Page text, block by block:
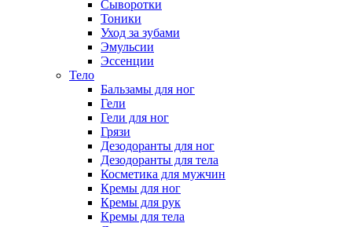
Сыворотки
Тоники
Уход за зубами
Эмульсии
Эссенции
Тело
Бальзамы для ног
Гели
Гели для ног
Грязи
Дезодоранты для ног
Дезодоранты для тела
Косметика для мужчин
Кремы для ног
Кремы для рук
Кремы для тела